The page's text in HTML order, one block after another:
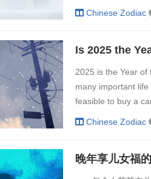
Chinese Zodiac
2025 is the Year of
many important
feasible to buy a
Chinese Zodiac
晚年享儿女福